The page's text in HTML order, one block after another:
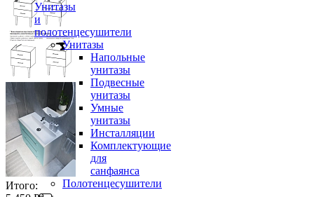
Унитазы
и
полотенцесушители
Унитазы
Напольные
унитазы
Подвесные
унитазы
Умные
унитазы
Инсталляции
Комплектующие
для
санфаянса
Полотенцесушители
Итого: